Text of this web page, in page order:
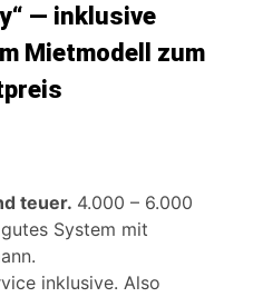
— inklusive
Mietmodell zum
teuer. 4.000 – 6.000
System mit
inklusive. Also